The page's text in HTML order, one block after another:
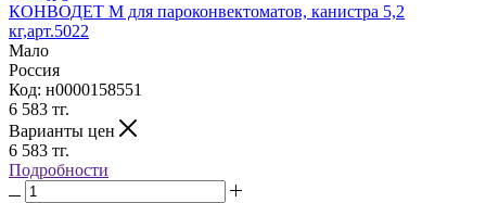
КОНВОДЕТ М для пароконвектоматов, канистра 5,2
кг,арт.5022
Мало
Россия
Код: н0000158551
6 583 тг.
Варианты цен
6 583 тг.
Подробности